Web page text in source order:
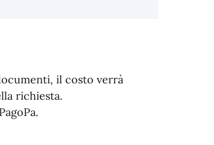
il costo verrà
richiesta.